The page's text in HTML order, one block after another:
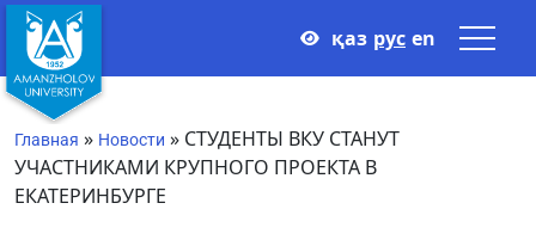
қаз рус en
Главная » Новости » СТУДЕНТЫ ВКУ СТАНУТ
УЧАСТНИКАМИ КРУПНОГО ПРОЕКТА В
ЕКАТЕРИНБУРГЕ